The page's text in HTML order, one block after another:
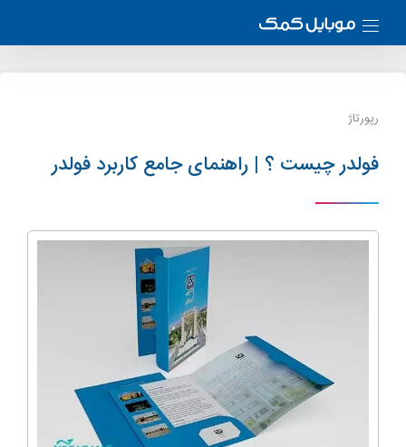
رپورتاژ
فولدر چیست ؟ | راهنمای جامع کاربرد فولدر